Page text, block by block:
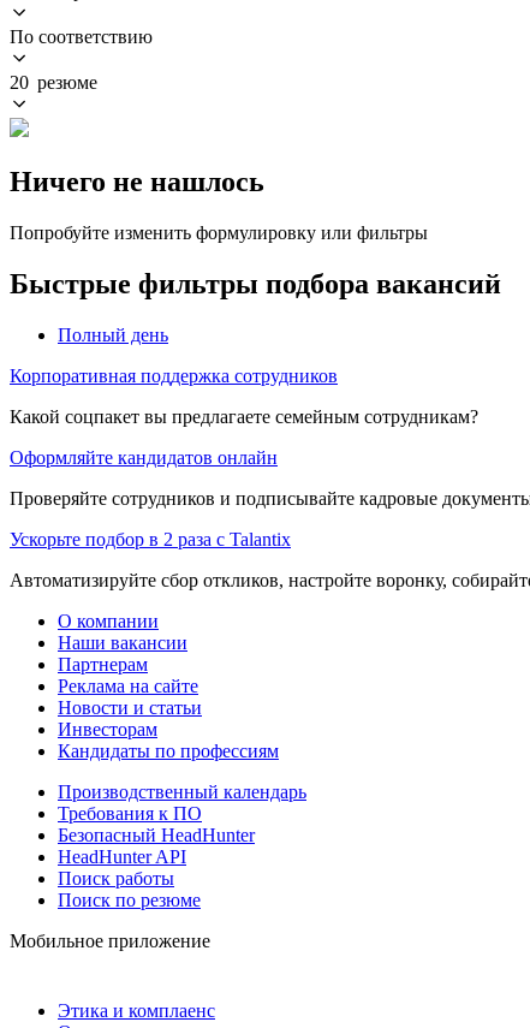
По соответствию
20 резюме
Ничего не нашлось
Попробуйте изменить формулировку или фильтры
Быстрые фильтры подбора вакансий
Полный день
Корпоративная поддержка сотрудников
Какой соцпакет вы предлагаете семейным сотрудникам?
Оформляйте кандидатов онлайн
Проверяйте сотрудников и подписывайте кадровые
Ускорьте подбор в 2 раза с Talantix
Автоматизируйте сбор откликов, настройте воронку,
О компании
Наши вакансии
Партнерам
Реклама на сайте
Новости и статьи
Инвесторам
Кандидаты по профессиям
Производственный календарь
Требования к ПО
Безопасный HeadHunter
HeadHunter API
Поиск работы
Поиск по резюме
Мобильное приложение
Этика и комплаенс